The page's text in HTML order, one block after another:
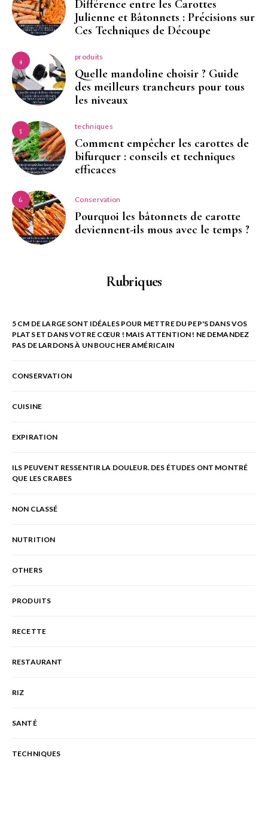
Différence entre les Carottes
Julienne et Bâtonnets : Précisions sur
Ces Techniques de Découpe
4 produits
Quelle mandoline choisir ? Guide
des meilleurs trancheurs pour tous
les niveaux
5 techniques
Comment empêcher les carottes de
bifurquer : conseils et techniques
efficaces
6 Conservation
Pourquoi les bâtonnets de carotte
deviennent-ils mous avec le temps ?
Rubriques
5 CM DE LARGE SONT IDÉALES POUR METTRE DU PEP'S DANS VOS
PLATS ET DANS VOTRE CŒUR ! MAIS ATTENTION ! NE DEMANDEZ
PAS DE LARDONS À UN BOUCHER AMÉRICAIN
CONSERVATION
CUISINE
EXPIRATION
ILS PEUVENT RESSENTIR LA DOULEUR. DES ÉTUDES ONT MONTRÉ
QUE LES CRABES
NON CLASSÉ
NUTRITION
OTHERS
PRODUITS
RECETTE
RESTAURANT
RIZ
SANTÉ
TECHNIQUES